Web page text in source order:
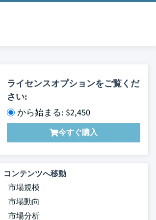
ライセンスオプションをご覧くだ
さい:
から始まる: $2,450
今すぐ購入
コンテンツへ移動
市場規模
市場動向
市場分析